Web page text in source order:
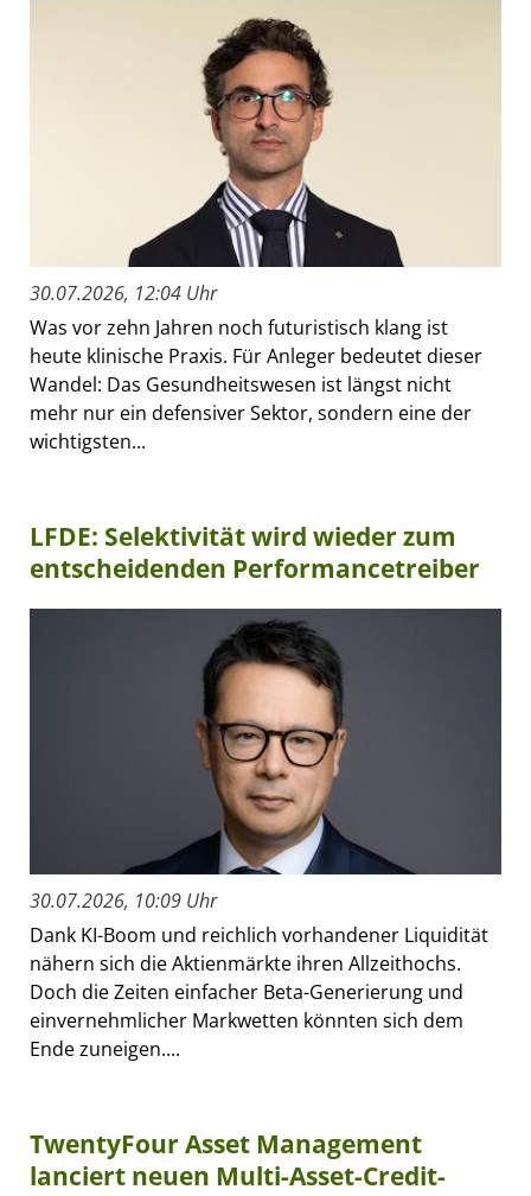
30.07.2026, 12:04 Uhr
Was vor zehn Jahren noch futuristisch klang ist
heute klinische Praxis. Für Anleger bedeutet dieser
Wandel: Das Gesundheitswesen ist längst nicht
mehr nur ein defensiver Sektor, sondern eine der
wichtigsten...
LFDE: Selektivität wird wieder zum
entscheidenden Performancetreiber
30.07.2026, 10:09 Uhr
Dank KI-Boom und reichlich vorhandener Liquidität
nähern sich die Aktienmärkte ihren Allzeithochs.
Doch die Zeiten einfacher Beta-Generierung und
einvernehmlicher Markwetten könnten sich dem
Ende zuneigen....
TwentyFour Asset Management
lanciert neuen Multi-Asset-Credit-